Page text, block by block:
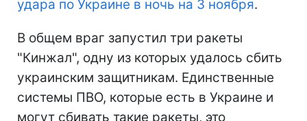
удара по Украине в ночь на 3 ноября.
В общем враг запустил три ракеты
"Кинжал", одну из которых удалось сбить
украинским защитникам. Единственные
системы ПВО, которые есть в Украине и
могут сбивать такие ракеты, это